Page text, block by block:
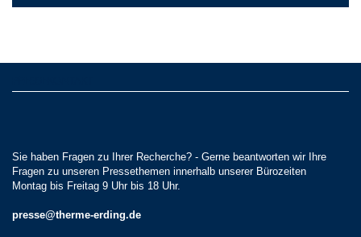
Sie haben Fragen zu Ihrer Recherche? - Gerne beantworten wir Ihre
Fragen zu unseren Pressethemen innerhalb unserer Bürozeiten
Montag bis Freitag 9 Uhr bis 18 Uhr.
presse@therme-erding.de